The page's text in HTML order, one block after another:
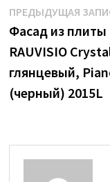
Навигация
по
записям
ПРЕДЫДУЩАЯ
Фасад из плиты
RAUVISIO
глянцевый,
(черный) 2015L